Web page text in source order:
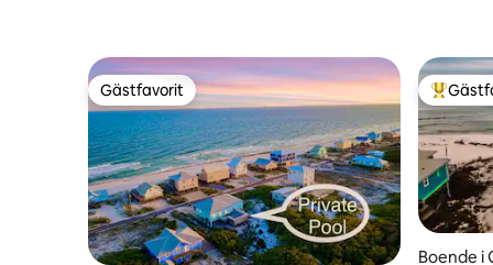
Gästfavorit
Gästfavorit
Boende i